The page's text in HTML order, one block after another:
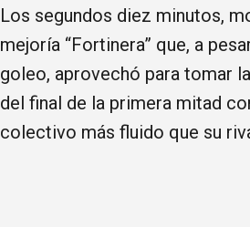
Los segundos diez minutos,
mejoría “Fortinera” que, a
goleo, aprovechó para tomar
del final de la primera mitad
colectivo más fluido que su